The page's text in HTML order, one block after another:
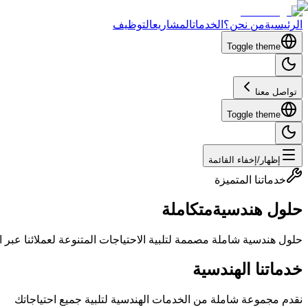
الرئيسيةمن نحن؟ الخدماتالمشاريعالتوظيف
Toggle theme
تواصل معنا
Toggle theme
إظهار/إخفاء القائمة
خدماتنا المتميزة
حلول هندسيةمتكاملة
حلول هندسية شاملة مصممة لتلبية الاحتياجات المتنوعة لعملائنا
خدماتنا الهندسية
نقدم مجموعة شاملة من الخدمات الهندسية لتلبية جميع احتياجاتك